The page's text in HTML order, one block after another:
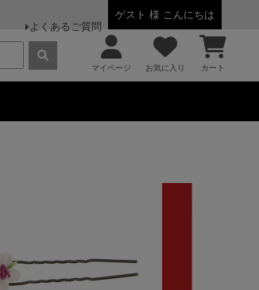
ゲスト 様 こんにちは
よくあるご質問
マイページ お気に入り カート